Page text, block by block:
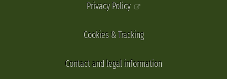
Privacy Policy
Cookies & Tracking
Contact and legal information